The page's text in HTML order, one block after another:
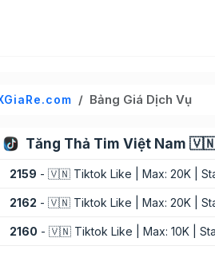
Bảng Giá Dịch Vụ
Tăng Thả Tim Việt Nam
2159 - 🇻🇳 Tiktok Like | Max: 20K |
2162 - 🇻🇳 Tiktok Like | Max: 20K |
2160 - 🇻🇳 Tiktok Like | Max: 10K |